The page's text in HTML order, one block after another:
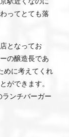
ってとても落
となってお
の醸造長であ
めに考えてくれ
ができます。
ランチバーガー